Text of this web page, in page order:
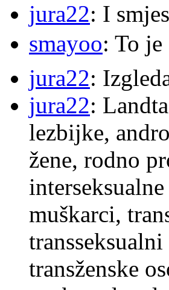
jura22: I
smayoo: To
jura22:
jura22:
lezbijke,
žene, rodno
muškarci,
transženske